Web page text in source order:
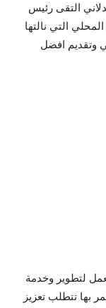
التقى رئيس
التي نالتها
وتقديم افضل
لتطوير وخدمة
بها تتطلب تعزيز